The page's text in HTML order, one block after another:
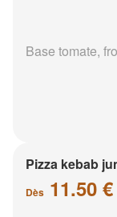
Base tomate,
Pizza kebab
Dès 11.50 €